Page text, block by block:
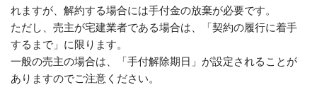
れますが、解約する場合には手付金の放棄が必要です。
ただし、売主が宅建業者である場合は、「契約の履行に着手
するまで」に限ります。
一般の売主の場合は、「手付解除期日」が設定されることが
ありますのでご注意ください。